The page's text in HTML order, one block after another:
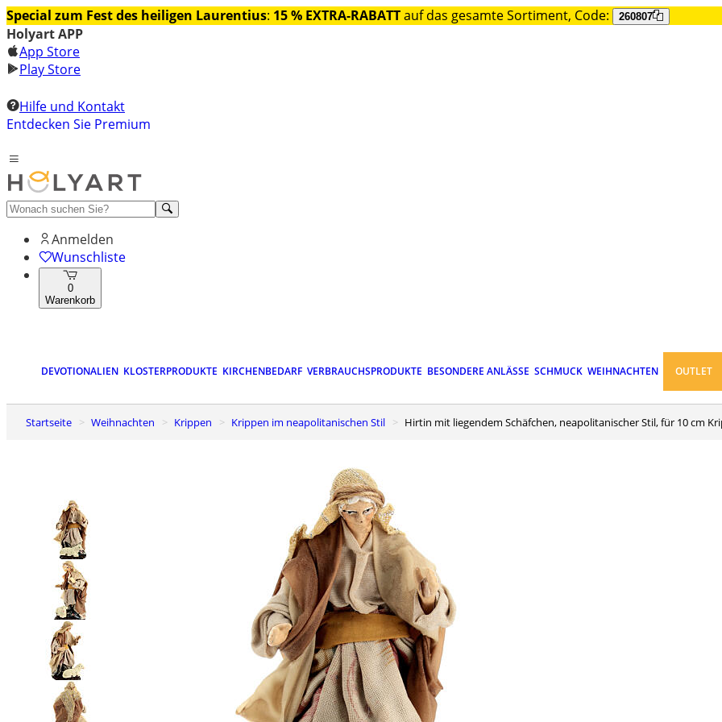
Special zum Fest des heiligen Laurentius: 15 % EXTRA-RABATTauf das gesamte Sortiment, Code: 260807
Holyart APP
App Store
Play Store
Hilfe und Kontakt
Entdecken Sie Premium
Anmelden
Wunschliste
0
Warenkorb
DEVOTIONALIEN KLOSTERPRODUKTE KIRCHENBEDARF VERBRAUCHSPRODUKTE BESONDERE ANLÄSSE SCHMUCK WEIHNACHTEN OUTLET
Startseite Weihnachten Krippen Krippen im neapolitanischen Stil Hirtin mit liegendem Schäfchen, neapolitanischer Stil, für 10 cm